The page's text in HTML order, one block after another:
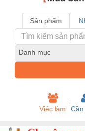
Sản phẩm
Danh mục
Việc làm Cần